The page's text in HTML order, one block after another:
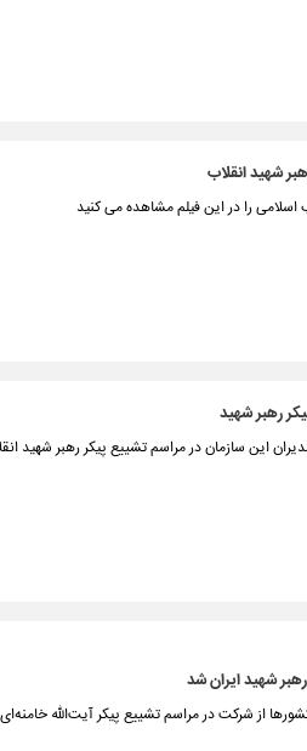
شهید انقلاب
را در این فیلم مشاهده می کنید
رهبر شهید
این سازمان در مراسم تشییع پیکر رهبر شهید
از شرکت در مراسم تشییع پیکر آیت‌الله